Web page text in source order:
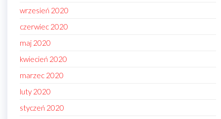
wrzesień 2020
czerwiec 2020
maj 2020
kwiecień 2020
marzec 2020
luty 2020
styczeń 2020